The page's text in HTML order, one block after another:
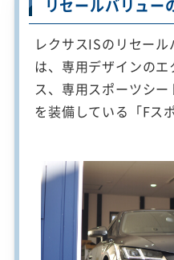
リセールバリュー
レクサスISのリセー
は、専用デザインの
ス、専用スポーツシ
を装備している「Fス